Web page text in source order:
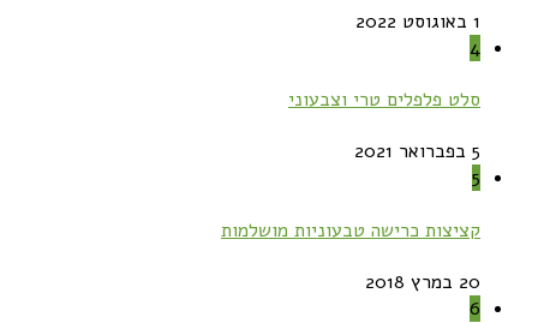
1 באוגוסט 2022
4
סלט פלפלים טרי וצבעוני
5 בפברואר 2021
5
קציצות כרישה טבעוניות מושלמות
20 במרץ 2018
6